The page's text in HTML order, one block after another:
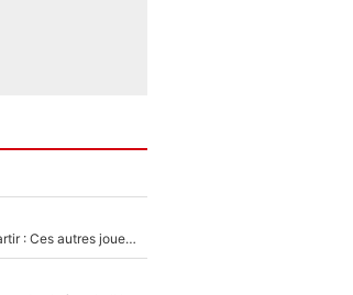
Thomas Ramos ne sera pas le seul à partir : Ces autres joueurs du XV de France pourraient aussi quitter le Stade Toulousain, un club de Top 14 est déjà sur les rangs